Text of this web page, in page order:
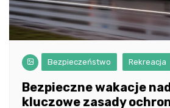
Bezpieczeństwo Rekreacja
Bezpieczne wakacje
kluczowe zasady